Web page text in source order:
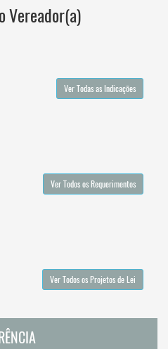
Vereador(a)
Ver Todas as Indicações
Ver Todos os Requerimentos
Ver Todos os Projetos de Lei